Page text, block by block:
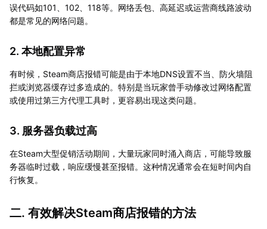
误代码如101、102、118等。网络丢包、高延迟或运营商线路波动
都是常见的网络问题。
2. 本地配置异常
有时候，Steam商店报错可能是由于本地DNS设置不当、防火墙阻
拦或浏览器缓存过多造成的。特别是当玩家曾手动修改过网络配置
或使用过第三方代理工具时，更容易出现这类问题。
3. 服务器负载过高
在Steam大型促销活动期间，大量玩家同时涌入商店，可能导致服
务器临时过载，响应缓慢甚至报错。这种情况通常会在短时间内自
行恢复。
二. 有效解决Steam商店报错的方法